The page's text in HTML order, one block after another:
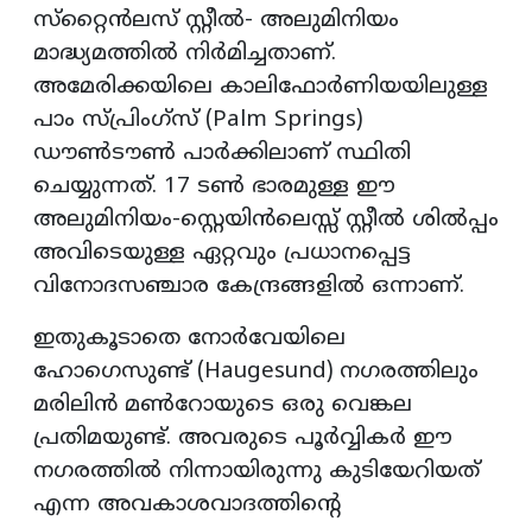
സ്‌റ്റൈന്‍ലസ് സ്റ്റീല്‍- അലുമിനിയം
മാദ്ധ്യമത്തില്‍ നിര്‍മിച്ചതാണ്.
അമേരിക്കയിലെ കാലിഫോര്‍ണിയയിലുള്ള
പാം സ്പ്രിംഗ്‌സ് (Palm Springs)
ഡൗണ്‍ടൗണ്‍ പാര്‍ക്കിലാണ് സ്ഥിതി
ചെയ്യുന്നത്. 17 ടണ്‍ ഭാരമുള്ള ഈ
അലുമിനിയം-സ്റ്റെയിന്‍ലെസ്സ് സ്റ്റീല്‍ ശില്‍പ്പം
അവിടെയുള്ള ഏറ്റവും പ്രധാനപ്പെട്ട
വിനോദസഞ്ചാര കേന്ദ്രങ്ങളില്‍ ഒന്നാണ്.
ഇതുകൂടാതെ നോര്‍വേയിലെ
ഹോഗെസുണ്ട് (Haugesund) നഗരത്തിലും
മരിലിന്‍ മണ്‍റോയുടെ ഒരു വെങ്കല
പ്രതിമയുണ്ട്. അവരുടെ പൂര്‍വ്വികര്‍ ഈ
നഗരത്തില്‍ നിന്നായിരുന്നു കുടിയേറിയത്
എന്ന അവകാശവാദത്തിന്റെ